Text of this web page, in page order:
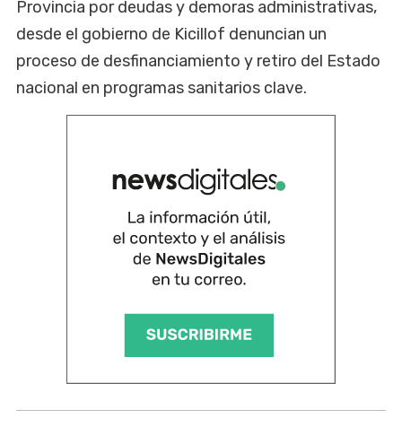
Provincia por deudas y demoras administrativas,
desde el gobierno de Kicillof denuncian un
proceso de desfinanciamiento y retiro del Estado
nacional en programas sanitarios clave.